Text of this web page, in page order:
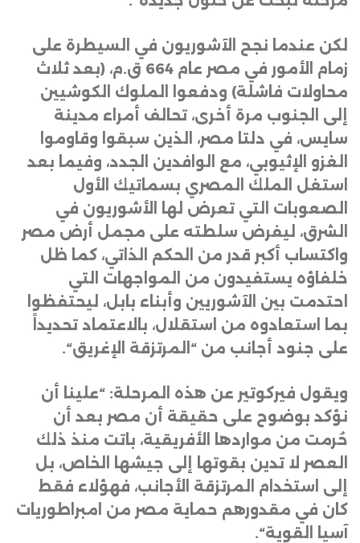
لكن عندما نجح الآشوريون في السيطرة على
زمام الأمور في مصر عام 664 ق.م، (بعد ثلاث
محاولات فاشلة) ودفعوا الملوك الكوشيين
إلى الجنوب مرة أخرى، تحالف أمراء مدينة
سايس، في دلتا مصر، الذين سبقوا وقاوموا
الغزو الإثيوبي، مع الوافدين الجدد، وفيما بعد
استغل الملك المصري بسماتيك الأول
الصعوبات التي تعرض لها الأشوريون في
الشرق، ليفرض سلطته على مجمل أرض مصر
واكتساب أكبر قدر من الحكم الذاتي، كما ظل
خلفاؤه يستفيدون من المواجهات التي
احتدمت بين الآشوريين وأبناء بابل، ليحتفظوا
بما استعادوه من استقلال، بالاعتماد تحديداً
على جنود أجانب من “المرتزقة الإغريق“.
ويقول فيركوتير عن هذه المرحلة: “علينا أن
نؤكد بوضوح على حقيقة أن مصر بعد أن
حُرمت من مواردها الأفريقية، باتت منذ ذلك
العصر لا تدين بقوتها إلى جيشها الخاص، بل
إلى استخدام المرتزقة الأجانب، فهؤلاء فقط
كان في مقدورهم حماية مصر من امبراطوريات
آسيا القوية“.